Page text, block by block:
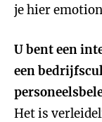
je hier
U bent een
een
Het is